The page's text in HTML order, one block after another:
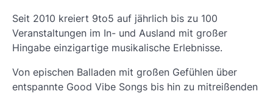
Seit 2010 kreiert 9to5 auf jährlich bis zu 100
Veranstaltungen im In- und Ausland mit großer
Hingabe einzigartige musikalische Erlebnisse.
Von epischen Balladen mit großen Gefühlen über
entspannte Good Vibe Songs bis hin zu mitreißenden